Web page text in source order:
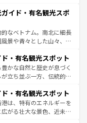
、バラエティ豊かな料理
の自然美を楽しむことが
絶品のストリートフード
ている。夜には、韓国な
る。あたたかいホスピタ
なお、新着の韓国情報はコンテンツ一
イド・有名観光スポ
なベトナム。南北に細長
景や青々とした山々、世
ハノイの古い町並みやホ
建物も、独特の雰囲気を
ィの豊かさとおいしさで
ナムコーヒーなどは、ぜ
訪れてもあたたかい人々
っと忘れられない旅にな
・有名観光スポット
かな自然と歴史が息づく
立ち並ぶ一方、伝統的な
チェンマイなどの山岳地
ーケットやクラビの美し
ことができる。タイ料理
・有名観光スポット
は、特有のエネルギーを
がる壮大な景色、近未来